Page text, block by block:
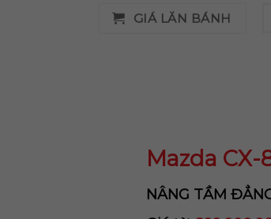
GIÁ LĂN BÁNH
Mazda CX-
NÂNG TẦM